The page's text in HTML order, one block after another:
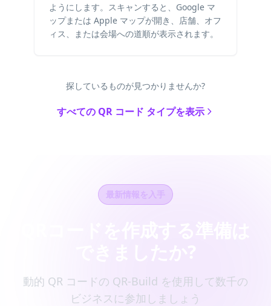
ようにします。スキャンすると、Google マ
ップまたは Apple マップが開き、店舗、オフ
ィス、または会場への道順が表示されます。
探しているものが見つかりませんか?
すべての QR コード タイプを表示
最新情報を入手
動的 QR コードの QR-Build を使用して数千の
ビジネスに参加しましょう